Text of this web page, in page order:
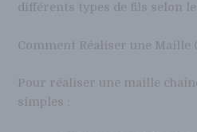
différents types de fils selon
Comment Réaliser une Maille
Pour réaliser une maille
simples :